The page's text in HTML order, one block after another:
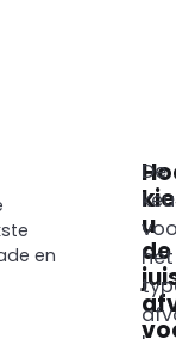
en
u
de
De
het